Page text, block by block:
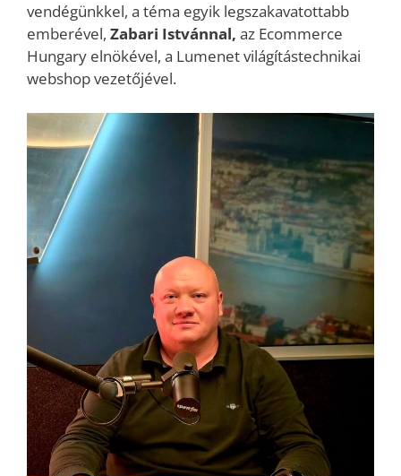
vendégünkkel, a téma egyik legszakavatottabb
emberével, Zabari Istvánnal, az Ecommerce
Hungary elnökével, a Lumenet világítástechnikai
webshop vezetőjével.